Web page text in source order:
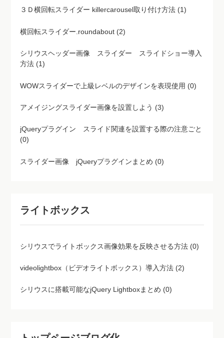
３Ｄ横回転スライダー killercarousel取り付け方法 (1)
横回転スライダー.roundabout (2)
シリウスヘッダー画像 スライダー スライドショー導入
方法 (1)
WOWスライダーで上級レベルのデザインを表現使用 (0)
アメイジングスライダー画像を設置しよう (3)
jQueryプラグイン スライド関連を設置する際の注意ごと
(0)
スライダー画像 jQueryプラグインまとめ (0)
ライトボックス
シリウスでライトボックス画像効果を反映させる方法 (0)
videolightbox（ビデオライトボックス）導入方法 (2)
シリウスに搭載可能なjQuery Lightboxまとめ (0)